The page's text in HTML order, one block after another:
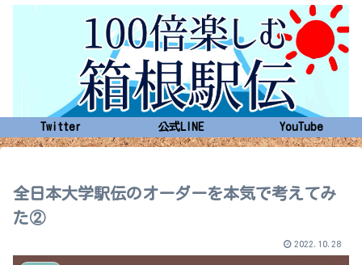
Twitter 公式LINE YouTube
全日本大学駅伝のオーダーを本気で考えてみ
た②
2022.10.28